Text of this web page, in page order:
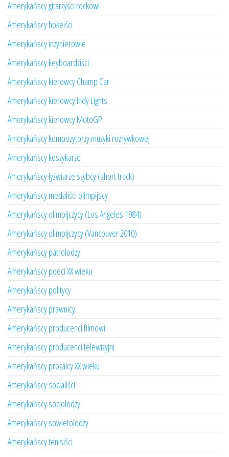
Amerykańscy gitarzyści rockowi
Amerykańscy hokeiści
Amerykańscy inżynierowie
Amerykańscy keyboardziści
Amerykańscy kierowcy Champ Car
Amerykańscy kierowcy Indy Lights
Amerykańscy kierowcy MotoGP
Amerykańscy kompozytorzy muzyki rozrywkowej
Amerykańscy koszykarze
Amerykańscy łyżwiarze szybcy (short track)
Amerykańscy medaliści olimpijscy
Amerykańscy olimpijczycy (Los Angeles 1984)
Amerykańscy olimpijczycy (Vancouver 2010)
Amerykańscy patrolodzy
Amerykańscy poeci XX wieku
Amerykańscy politycy
Amerykańscy prawnicy
Amerykańscy producenci filmowi
Amerykańscy producenci telewizyjni
Amerykańscy prozaicy XX wieku
Amerykańscy socjaliści
Amerykańscy socjolodzy
Amerykańscy sowietolodzy
Amerykańscy tenisiści